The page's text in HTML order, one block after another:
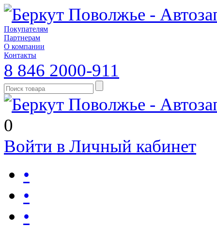
Покупателям
Партнерам
О компании
Контакты
8 846 2000-911
0
Войти в Личный кабинет
•
•
•